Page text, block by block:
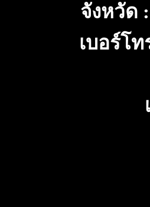
จังหวัด
เบอร์โ